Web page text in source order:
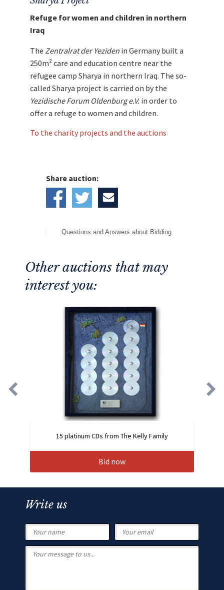
einzigartige Auktionenfür den guten Zweck!
Refuge for women and children in northern
Iraq
The Zentralrat der Yeziden in Germany built a
250m² care and education centre near the
refugee camp Sharya in northern Iraq. The so-
called Sharya project is carried on by the
Yezidische Forum Oldenburg e.V. in order to
offer a refuge to women and children.
To the charity projects and the auctions
Share auction:
Questions and Answers about Bidding
Other auctions that may
interest you:
15 platinum CDs from The Kelly Family
Bid now
Write us